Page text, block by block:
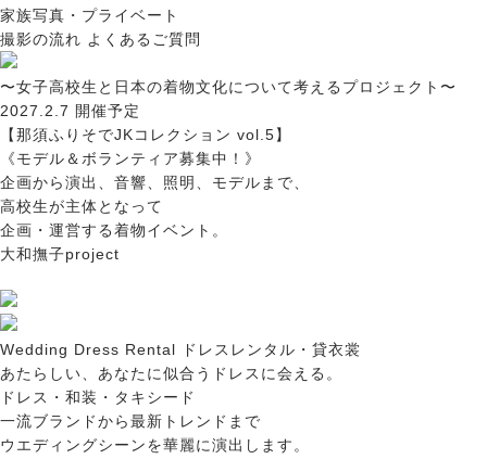
家族写真・プライベート
撮影の流れ よくあるご質問
〜女子高校生と日本の着物文化について考えるプロジェクト〜
2027.2.7 開催予定
【那須ふりそでJKコレクション vol.5】
《モデル＆ボランティア募集中！》
企画から演出、音響、照明、モデルまで、
高校生が主体となって
企画・運営する着物イベント。
大和撫子project
Wedding Dress Rental
ドレスレンタル・貸衣裳
あたらしい、あなたに似合うドレスに会える。
ドレス・和装・タキシード
一流ブランドから最新トレンドまで
ウエディングシーンを華麗に演出します。